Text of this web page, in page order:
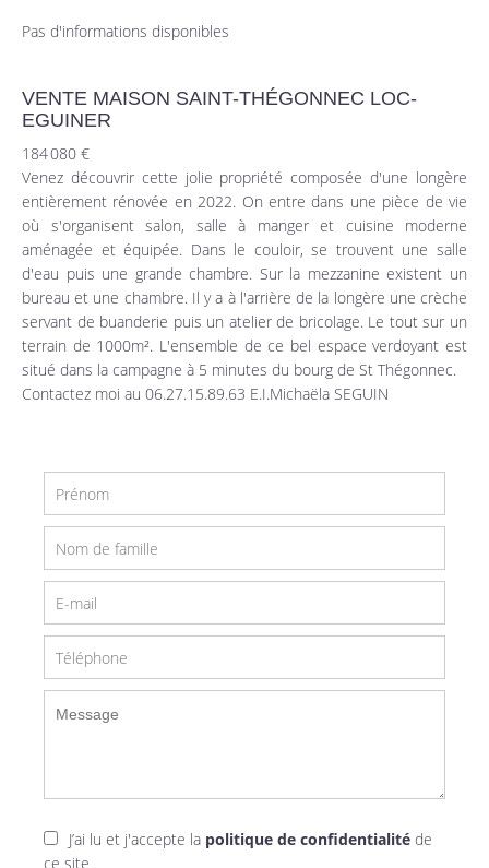
Pas d'informations disponibles
VENTE MAISON SAINT-THÉGONNEC LOC-
EGUINER
184 080 €
Venez découvrir cette jolie propriété composée d'une longère
entièrement rénovée en 2022. On entre dans une pièce de vie
où s'organisent salon, salle à manger et cuisine moderne
aménagée et équipée. Dans le couloir, se trouvent une salle
d'eau puis une grande chambre. Sur la mezzanine existent un
bureau et une chambre. Il y a à l'arrière de la longère une crèche
servant de buanderie puis un atelier de bricolage. Le tout sur un
terrain de 1000m². L'ensemble de ce bel espace verdoyant est
situé dans la campagne à 5 minutes du bourg de St Thégonnec.
Contactez moi au 06.27.15.89.63 E.I.Michaëla SEGUIN
J’ai lu et j'accepte la politique de confidentialité de
ce site